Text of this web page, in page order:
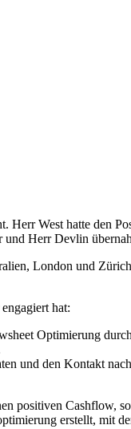
West hatte den
Herr Devlin
London und
hat:
Optimierung
und den Kontakt
positiven Cashflow,
erstellt, mit